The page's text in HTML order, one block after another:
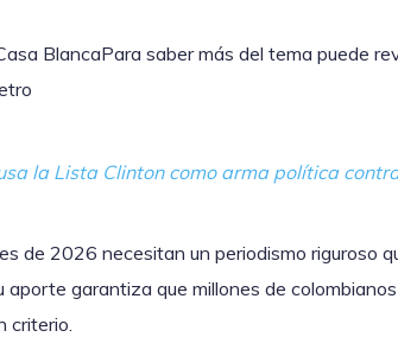
BlancaPara saber más del tema puede
la Lista Clinton como arma política
de 2026 necesitan un periodismo riguroso
aporte garantiza que millones de
criterio.